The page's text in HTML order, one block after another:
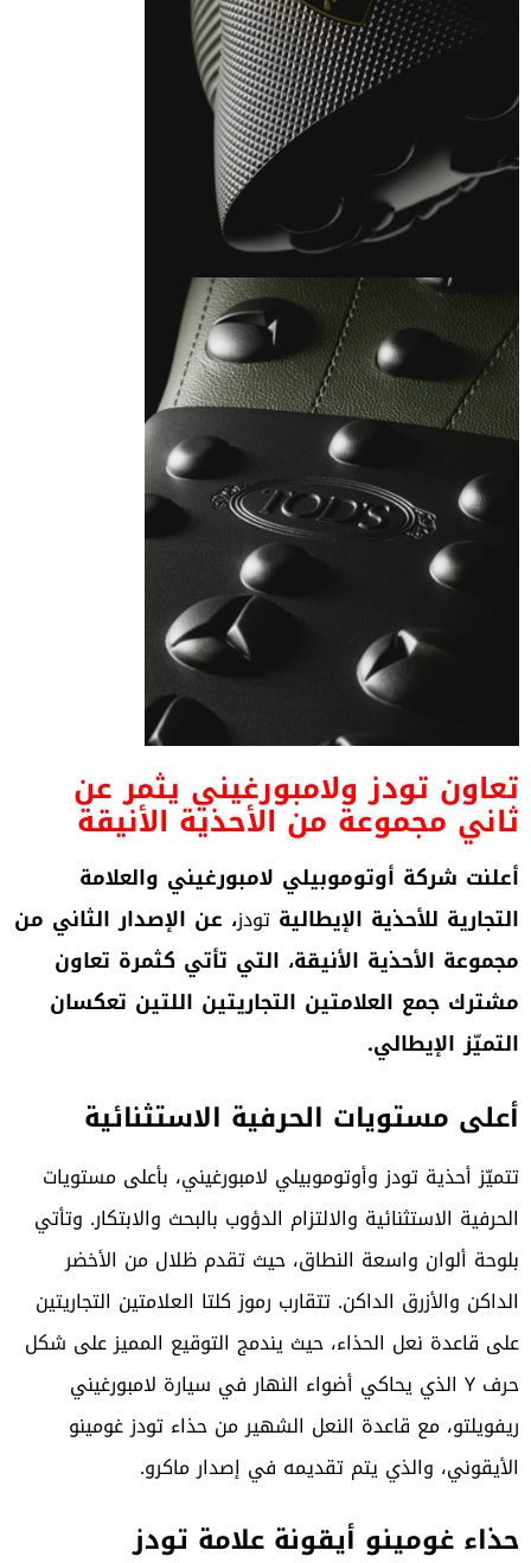
تعاون تودز ولامبورغيني يثمر عن
ثاني مجموعة من الأحذية الأنيقة
أعلنت شركة أوتوموبيلي لامبورغيني والعلامة
التجارية للأحذية الإيطالية تودز، عن الإصدار الثاني من
مجموعة الأحذية الأنيقة، التي تأتي كثمرة تعاون
مشترك جمع العلامتين التجاريتين اللتين تعكسان
التميّز الإيطالي.
أعلى مستويات الحرفية الاستثنائية
تتميّز أحذية تودز وأوتوموبيلي لامبورغيني، بأعلى مستويات
الحرفية الاستثنائية والالتزام الدؤوب بالبحث والابتكار. وتأتي
بلوحة ألوان واسعة النطاق، حيث تقدم ظلال من الأخضر
الداكن والأزرق الداكن. تتقارب رموز كلتا العلامتين التجاريتين
على قاعدة نعل الحذاء، حيث يندمج التوقيع المميز على شكل
حرف Y الذي يحاكي أضواء النهار في سيارة لامبورغيني
ريفويلتو، مع قاعدة النعل الشهير من حذاء تودز غومينو
الأيقوني، والذي يتم تقديمه في إصدار ماكرو.
حذاء غومينو أيقونة علامة تودز